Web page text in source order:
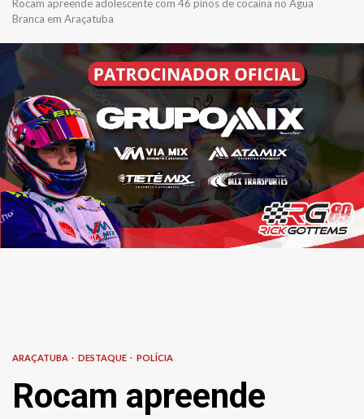
Rocam apreende adolescente com 46 pinos de cocaína no Água
Branca em Araçatuba
ARAÇATUBA DESTAQUE POLÍCIA
Rocam apreende